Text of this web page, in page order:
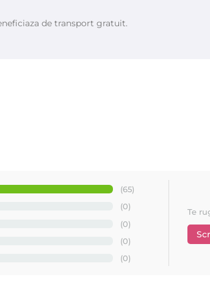
de transport gratuit.
(65)
(0)
(0)
(0)
(0)
Te